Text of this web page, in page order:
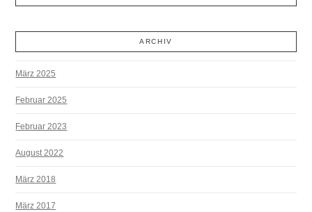
ARCHIV
März 2025
Februar 2025
Februar 2023
August 2022
März 2018
März 2017